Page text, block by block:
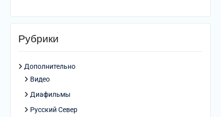
Рубрики
Дополнительно
Видео
Диафильмы
Русский Север